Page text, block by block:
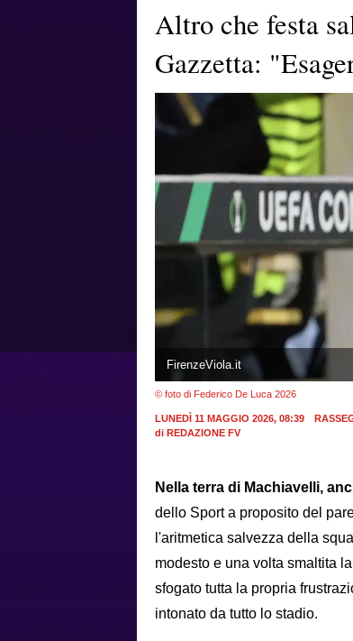
Altro che festa
Gazzetta:
FirenzeViola.it
© foto di Federico De Luca 2026
LUNEDÌ 11 MAGGIO 2026, 08:39
di REDAZIONE FV
Nella terra di Machiavelli,
dello Sport a proposito del
l'aritmetica salvezza della
modesto e una volta smaltita
sfogato tutta la propria
intonato da tutto lo stadio.